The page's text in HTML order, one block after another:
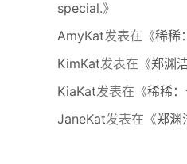
special.》
AmyKat发表在《稀稀
KimKat发表在《郑渊
KiaKat发表在《稀稀
JaneKat发表在《郑渊